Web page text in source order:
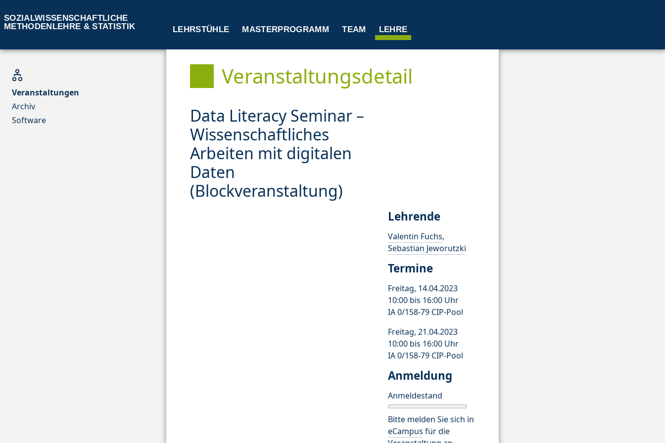
SOZIALWISSENSCHAFTLICHE
METHODENLEHRE & STATISTIK
LEHRSTÜHLE MASTERPROGRAMM TEAM LEHRE
Veranstaltungen
Archiv
Software
Veranstaltungsdetail
Data Literacy Seminar –
Wissenschaftliches
Arbeiten mit digitalen
Daten
(Blockveranstaltung)
Lehrende
Valentin Fuchs,
Sebastian Jeworutzki
Termine
Freitag, 14.04.2023
10:00 bis 16:00 Uhr
IA 0/158-79 CIP-Pool
Freitag, 21.04.2023
10:00 bis 16:00 Uhr
IA 0/158-79 CIP-Pool
Anmeldung
Anmeldestand
Bitte melden Sie sich in
eCampus für die